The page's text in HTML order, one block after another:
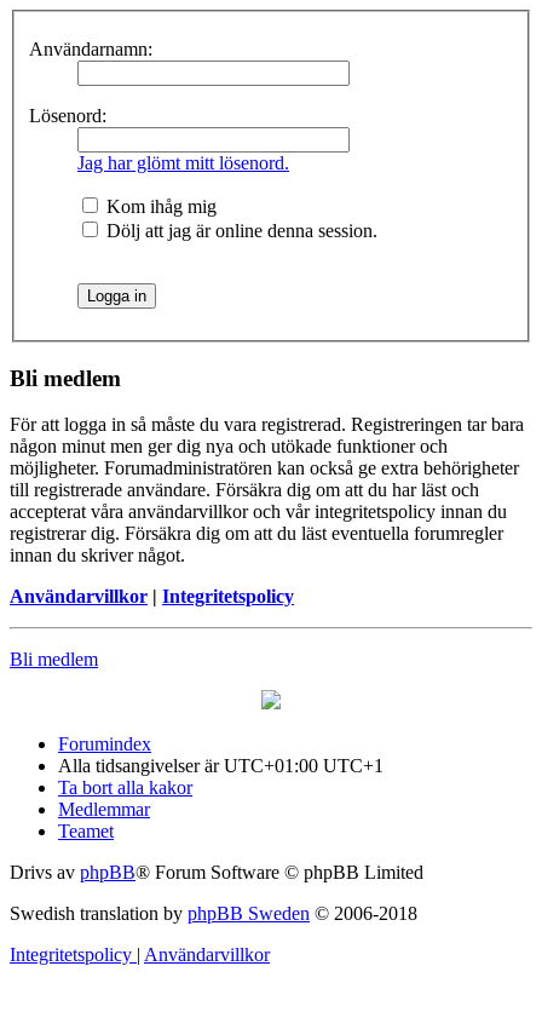
Användarnamn:
Lösenord:
Jag har glömt mitt lösenord.
Kom ihåg mig
Dölj att jag är online denna session.
Bli medlem
För att logga in så måste du vara registrerad. Registreringen tar bara
någon minut men ger dig nya och utökade funktioner och
möjligheter. Forumadministratören kan också ge extra behörigheter
till registrerade användare. Försäkra dig om att du har läst och
accepterat våra användarvillkor och vår integritetspolicy innan du
registrerar dig. Försäkra dig om att du läst eventuella forumregler
innan du skriver något.
Användarvillkor | Integritetspolicy
Bli medlem
Forumindex
Alla tidsangivelser är UTC+01:00 UTC+1
Ta bort alla kakor
Medlemmar
Teamet
Drivs av phpBB® Forum Software © phpBB Limited
Swedish translation by phpBB Sweden © 2006-2018
Integritetspolicy | Användarvillkor